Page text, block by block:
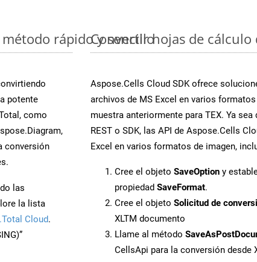
rápido y sencillo
potente
como
conversión
las
la lista
Cloud.
Convertir hojas de cálculo
Aspose.Cells Cloud SDK ofrece
archivos de MS Excel en varios
muestra anteriormente para TEX. Ya
REST o SDK, las API de Aspose.Cells
Excel en varios formatos de imagen,
Cree el objeto SaveOption y
propiedad SaveFormat.
Cree el objeto Solicitud de
XLTM documento
Llame al método
CellsApi para la conversión desde